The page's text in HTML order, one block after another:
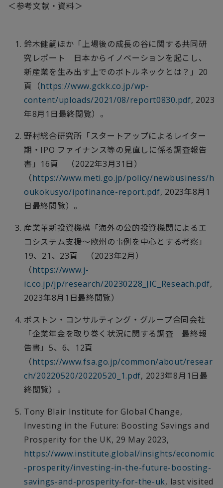
＜参考文献・資料＞
鈴木健嗣ほか「上場後の成長の谷に関する共同研
究レポート 日本からイノベーションを起こし、
新産業を生み出す上でのボトルネックとは？」 20
頁（https://www.gckk.co.jp/wp-
content/uploads/2021/08/report0830.pdf, 2023
年8月 1 日最終閲覧）。
野村総合研究所「スタートアップによるレイター
期・ IPO ファイナンス等の見直しに係る調査報告
書」 16頁 （2022年3月31 日）
（https://www.meti.go.jp/policy/newbusiness/h
oukokusyo/ipofinance-report.pdf, 2023年8月 1
日最終閲覧）。
産業革新投資機構「海外の公的投資機関によるエ
コシステム支援～欧州の事例を中心とする考察」
19、 21 、 23頁 （2023年2月）
（https://www.j-
ic.co.jp/jp/research/20230228_JIC_Reseach.pdf,
2023年8月 1 日最終閲覧）
ボストン・コンサルティング・グループ合同会社
「企業年金を取り巻く状況に関する調査 最終報
告書」 5、 6、 12頁
（https://www.fsa.go.jp/common/about/resear
ch/20220520/20220520_1.pdf, 2023年8月 1 日最
終閲覧）。
Tony Blair Institute for Global Change,
Investing in the Future: Boosting Savings and
Prosperity for the UK, 29 May 2023,
https://www.institute.global/insights/economic
-prosperity/investing-in-the-future-boosting-
savings-and-prosperity-for-the-uk, last visited